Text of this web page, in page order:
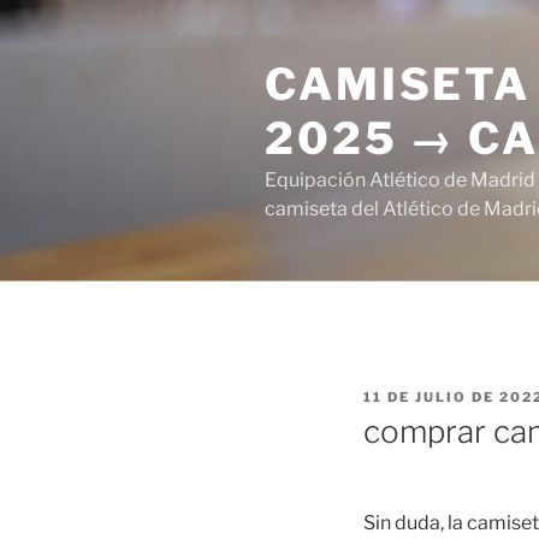
Saltar
al
2025 →
Equipación Atlético de
camiseta del Atlético de
PUBLICADO
11 DE JULIO DE
comprar
Sin duda, la